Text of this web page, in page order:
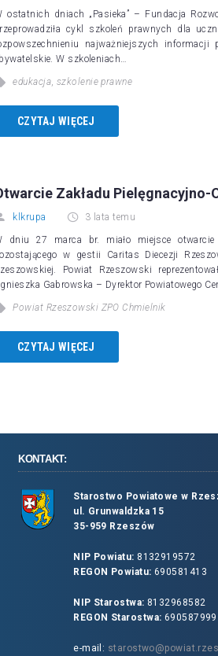
ostatnich dniach „Pasieka” – Fundacja
cykl szkoleń prawnych dla
najważniejszych
W szkoleniach…
edukacja, szkolenie prawne
CZYTAJ WIĘCEJ
Zakładu
klkrupa 3 lata temu
dniu 27 marca br. miało miejsce otwarcie
w gestii Caritas Diecezji
Powiat Rzeszowski
Gabrowska – Dyrektor Powiatowego
Powiat Rzeszowski ZPO Chmielnik
CZYTAJ WIĘCEJ
KONTAKT:
Starostwo Powiatowe w
ul. Grunwaldzka 15
35-959 Rzeszów
NIP Powiatu: 8132919572
REGON Powiatu: 690581413
NIP Starostwa: 8132968582
REGON Starostwa: 690587999
e-mail: